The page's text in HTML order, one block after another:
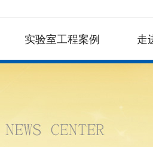
实验室工程案例 走